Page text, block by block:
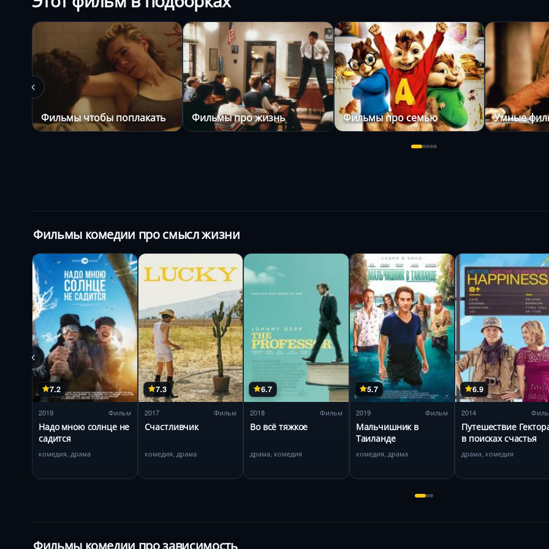
Фильмы чтобы поплакать Фильмы про жизнь Фильмы про семью Умные
Фильмы комедии про смысл жизни
7.2
2019 Фильм
Надо мною солнце не
садится
комедия, драма
7.3
2017 Фильм
Счастливчик
комедия, драма
6.7
2018 Фильм
Во всё тяжкое
драма, комедия
5.7
2019 Фильм
Мальчишник в
Таиланде
комедия, драма
6.9
2014
Путешествие
в поисках счастья
драма, комедия
Фильмы комедии про зависимость